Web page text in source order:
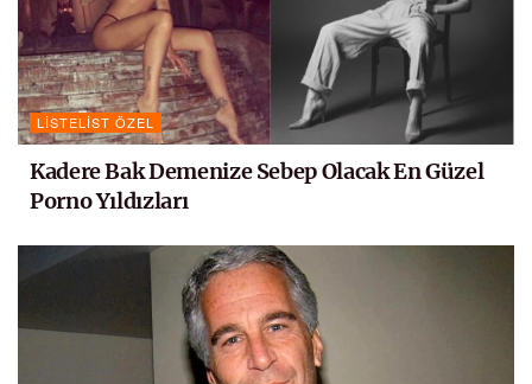
LISTELIST ÖZEL
Kadere Bak Demenize Sebep Olacak En Güzel
Porno Yıldızları